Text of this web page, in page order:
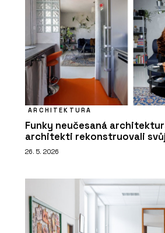
ARCHITEKTURA
Funky neučesaná
architekti rekonstruovali
26. 5. 2026